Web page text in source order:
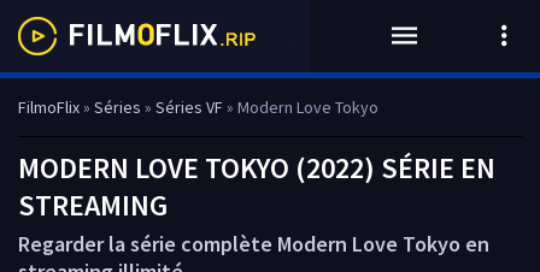
FilmoFlix» Séries » Séries VF » Modern Love Tokyo
MODERN LOVE TOKYO (2022) SÉRIE EN
STREAMING
Regarder la série complète Modern Love Tokyo en